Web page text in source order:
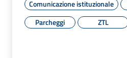
Comunicazione istituzionale
Parcheggi
ZTL